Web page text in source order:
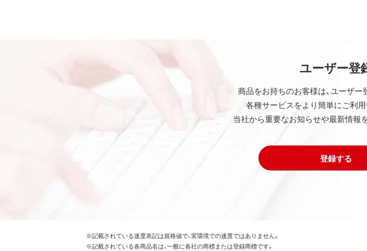
ユーザー登
商品をお持ちのお客様は、ユーザ
各種サービスをより簡単にご利用
当社から重要なお知らせや最新情報
登録する
※記載されている速度表記は規格値で、実環境での速度ではありません。
※記載されている各商品名は、一般に各社の商標または登録商標です。